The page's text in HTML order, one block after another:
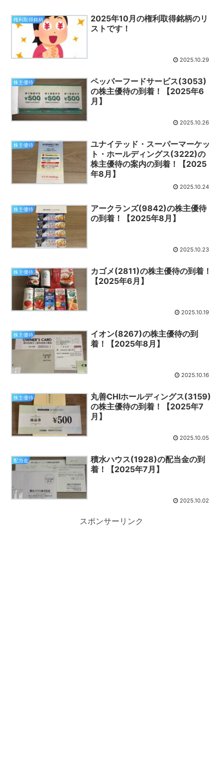
権利取得銘柄
2025年10月の権利取得銘柄のリ
ストです！
2025.10.29
株主優待
ペッパーフードサービス(3053)
の株主優待の到着！【2025年6
月】
2025.10.26
株主優待
ユナイテッド・スーパーマーケッ
ト・ホールディングス(3222)の
株主優待の案内の到着！【2025
年8月】
2025.10.24
株主優待
アークランズ(9842)の株主優待
の到着！【2025年8月】
2025.10.23
株主優待
カゴメ(2811)の株主優待の到着！
【2025年6月】
2025.10.19
株主優待
イオン(8267)の株主優待の到
着！【2025年8月】
2025.10.16
株主優待
丸善CHIホールディングス(3159)
の株主優待の到着！【2025年7
月】
2025.10.05
配当金
積水ハウス(1928)の配当金の到
着！【2025年7月】
2025.10.02
スポンサーリンク